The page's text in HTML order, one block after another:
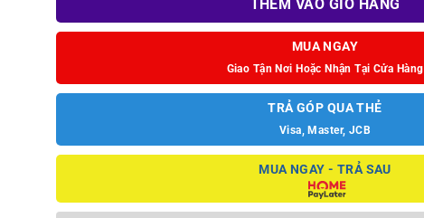
THÊM VÀO GIỎ HÀNG
MUA NGAY
Giao Tận Nơi Hoặc Nhận Tại Cửa Hàng
TRẢ GÓP QUA THẺ
Visa, Master, JCB
MUA NGAY - TRẢ SAU